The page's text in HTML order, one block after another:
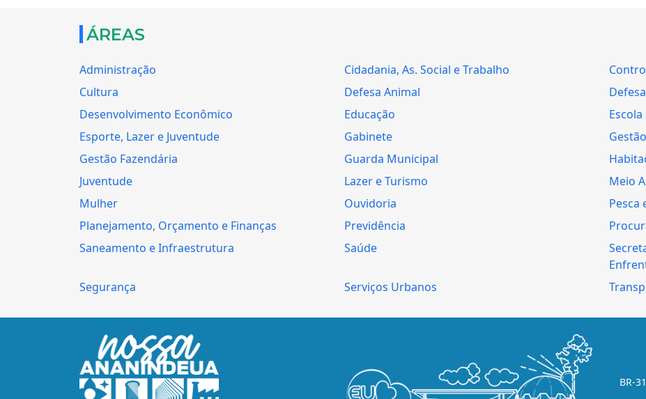
ÁREAS
Administração Cidadania, As. Social e Trabalho
Cultura
Defesa Animal
Desenvolvimento Econômico
Educação
Esporte, Lazer e Juventude
Gabinete
Gestão Fazendária
Guarda Municipal
Juventude
Lazer e Turismo
Meio
Mulher
Ouvidoria
Pesca
Planejamento, Orçamento e Finanças
Previdência
Saneamento e Infraestrutura
Saúde
Segurança
Serviços Urbanos
BR-